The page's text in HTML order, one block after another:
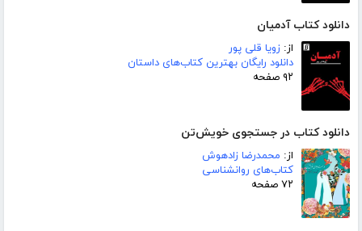
دانلود کتاب آدمیان
از: زویا قلی پور
دانلود رایگان بهترین کتاب‌های داستان
۹۲ صفحه
دانلود کتاب در جستجوی خویش‌تن
از: محمدرضا زادهوش
کتاب‌های روانشناسی
۷۲ صفحه